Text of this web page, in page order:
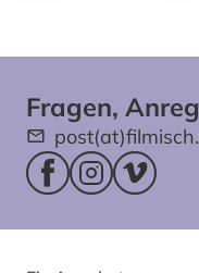
Fragen,
Facebookseite
Instagram
Vimeo